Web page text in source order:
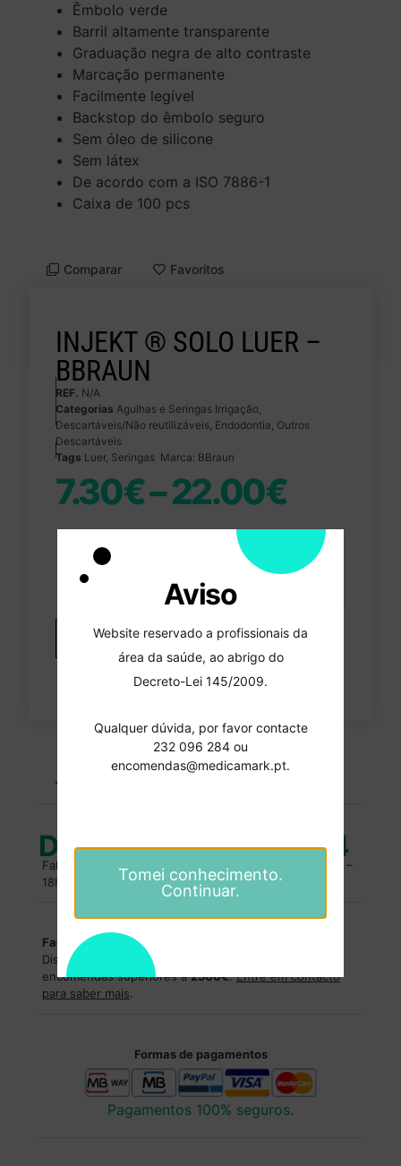
‎Êmbolo verde‎
‎Barril altamente transparente‎
‎Graduação negra de alto contraste‎
‎Marcação permanente‎
‎Facilmente legível‎
‎Backstop do êmbolo seguro‎
‎Sem óleo de silicone‎
‎Sem látex‎
‎De acordo com a ISO 7886-1‎
‎Caixa de 100 pcs‎
Comparar Favoritos
INJEKT ® SOLO LUER –
BBRAUN
REF. N/A
Categorias Agulhas e Seringas Irrigação,
Descartáveis/Não reutilizáveis, Endodontia, Outros
Descartáveis
Tags Luer, Seringas Marca: BBraun
7.30€–22.00€
Seringas
Adicionar
PORTES GRATUITOS
encomendas superiores a 100 euros
Duvidas?232 096 284
Fale com um especialista. Entre em contacto, das 10h –
18h.
Facilidades de pagamentos
Dispomos de facilidades de pagamentos para
encomendas superiores a2500€.Entre em contacto
para saber mais.
Formas de pagamentos
Pagamentos 100% seguros.
Aviso
Website reservado a profissionais da
área da saúde, ao abrigo do
Decreto-Lei 145/2009.
Qualquer dúvida, por favor contacte
232 096 284 ou
encomendas@medicamark.pt.
Tomei conhecimento.
Continuar.